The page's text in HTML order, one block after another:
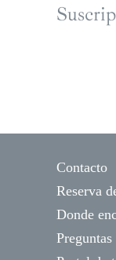
Contacto
Reserva
Donde